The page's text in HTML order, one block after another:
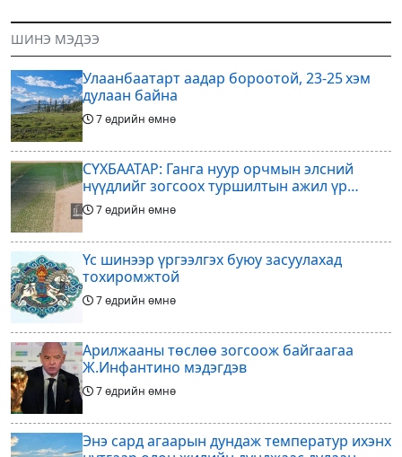
өнөөдөр/2026.07.31/ болно. Энэ
өдөрлөгийн оргил тулааны
эзэд нь бантам жингийн аварга
Хиердэнийг хүлээн авч уулзан,
ажиллагааны өнөөгийн байдал
болон цаашдын
ШИНЭ МЭДЭЭ
Улаанбаатарт аадар бороотой, 23-25 хэм
дулаан байна
7 өдрийн өмнө
СҮХБААТАР: Ганга нуур орчмын элсний
нүүдлийг зогсоох туршилтын ажил үр
дүнгээ өгч эхэлжээ
7 өдрийн өмнө
Үс шинээр үргээлгэх буюу засуулахад
тохиромжтой
7 өдрийн өмнө
Арилжааны төслөө зогсоож байгаагаа
Ж.Инфантино мэдэгдэв
7 өдрийн өмнө
Энэ сард агаарын дундаж температур ихэнх